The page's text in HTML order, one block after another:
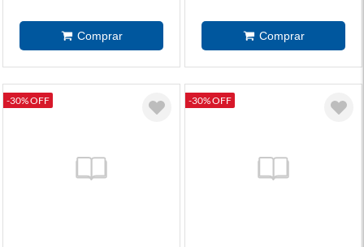
-30% OFF -30% OFF